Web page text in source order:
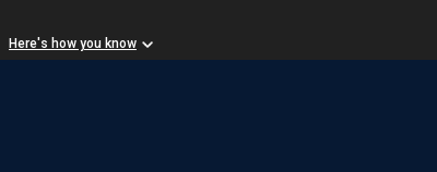
Here's how you know